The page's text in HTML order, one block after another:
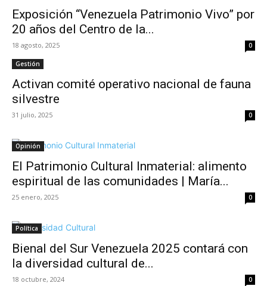
Exposición “Venezuela Patrimonio Vivo” por
20 años del Centro de la...
18 agosto, 2025 0
Gestión
Activan comité operativo nacional de fauna
silvestre
31 julio, 2025 0
Opinión
El Patrimonio Cultural Inmaterial: alimento
espiritual de las comunidades | María...
25 enero, 2025 0
Política
Bienal del Sur Venezuela 2025 contará con
la diversidad cultural de...
18 octubre, 2024 0